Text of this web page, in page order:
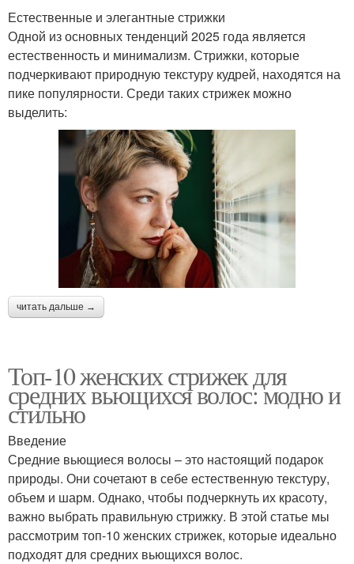
Естественные и элегантные стрижки
Одной из основных тенденций 2025 года является
естественность и минимализм. Стрижки, которые
подчеркивают природную текстуру кудрей, находятся на
пике популярности. Среди таких стрижек можно
выделить:
читать дальше →
Топ-10 женских стрижек для
средних вьющихся волос: модно и
стильно
Введение
Средние вьющиеся волосы – это настоящий подарок
природы. Они сочетают в себе естественную текстуру,
объем и шарм. Однако, чтобы подчеркнуть их красоту,
важно выбрать правильную стрижку. В этой статье мы
рассмотрим топ-10 женских стрижек, которые идеально
подходят для средних вьющихся волос.